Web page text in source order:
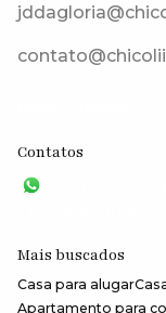
Contatos
Mais buscados
Casa para alugar
Apartamento para